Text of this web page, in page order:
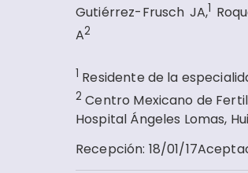
Gutiérrez-Frusch JA,1
A2
1 Residente de la
2Centro Mexicano de
Hospital Ángeles Lomas,
Recepción: 18/01/17